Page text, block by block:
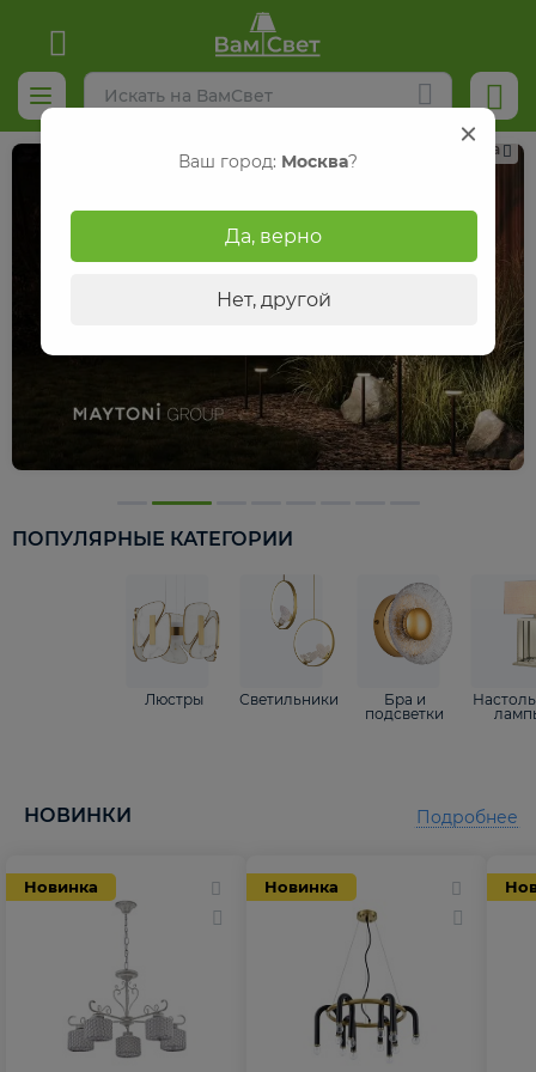
Реклама
ПОПУЛЯРНЫЕ КАТЕГОРИИ
Люстры Светильники
Бра и
подсветки
НОВИНКИ
Новинка Новинка
Подробнее
Ваш город: Москва?
Да, верно
Нет, другой